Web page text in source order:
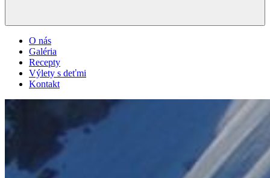
O nás
Galéria
Recepty
Výlety s deťmi
Kontakt